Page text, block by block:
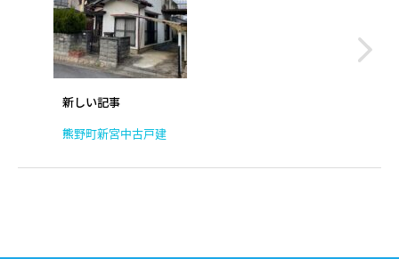
新しい記事
熊野町新宮中古戸建